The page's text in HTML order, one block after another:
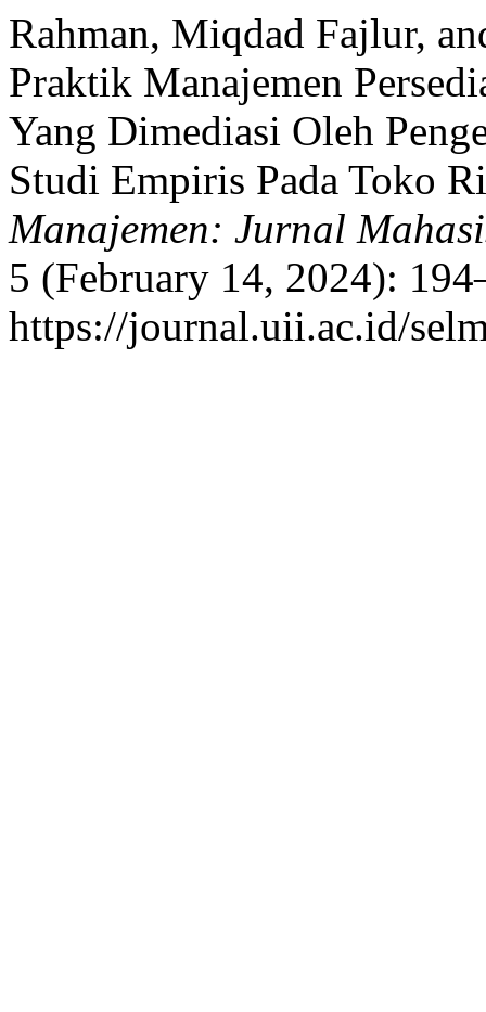
Rahman, Miqdad Fajlur,
Praktik Manajemen
Yang Dimediasi Oleh
Studi Empiris Pada Toko
Manajemen: Jurnal
5 (February 14, 2024):
https://journal.uii.ac.id/